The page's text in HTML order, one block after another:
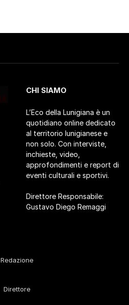
CHI SIAMO
L’Eco della Lunigiana è un
quotidiano online dedicato
al territorio lunigianese e
non solo. Con interviste,
inchieste, video,
approfondimenti e report di
eventi culturali e sportivi.
Direttore Responsabile:
Gustavo Diego Remaggi
Redazione
Direttore